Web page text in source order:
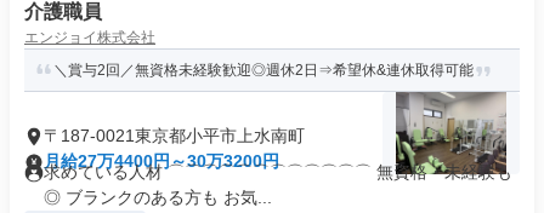
介護職員
エンジョイ株式会社
＼賞与2回／無資格未経験歓迎◎週休2日⇒希望休&連休取得可能
〒187-0021東京都小平市上水南町
月給27万4400円～30万3200円
求めている人材 ⌒⌒⌒⌒⌒⌒⌒⌒⌒⌒⌒⌒ 無資格・未経験も
◎ ブランクのある方も お気...